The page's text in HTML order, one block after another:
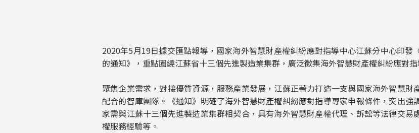
2020年5月19日據交匯點報導，國家海外智慧財產權糾紛應對指導中心江蘇分中心印發
的通知》，重點圍繞江蘇省十三個先進製造業集群，廣泛徵集海外智慧財產權糾紛應對指
聚焦企業需求，對接優質資源，服務產業發展，江蘇正著力打造一支與國家海外智慧
配合的智庫團隊。《通知》明確了海外智慧財產權糾紛應對指導專家申報條件，突出
家需與江蘇十三個先進製造業集群相契合，具有海外智慧財產權代理、訴訟等法律交
權服務經驗等。